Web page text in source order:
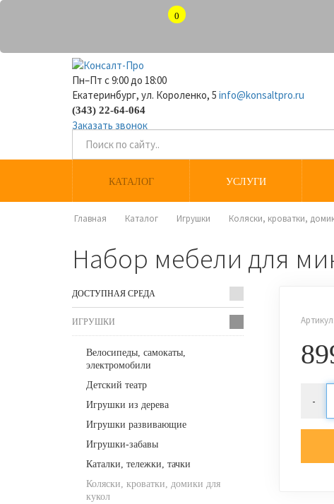
0
Пн–Пт с 9:00 до 18:00
Екатеринбург, ул. Короленко, 5 info@konsaltpro.ru
(343) 22-64-064
Заказать звонок
КАТАЛОГ УСЛУГИ
Главная Каталог Игрушки Коляски, кроватки,
Набор мебели для
ДОСТУПНАЯ СРЕДА
ИГРУШКИ
Велосипеды, самокаты,
электромобили
Детский театр
Игрушки из дерева
Игрушки развивающие
Игрушки-забавы
Каталки, тележки, тачки
Коляски, кроватки, домики для
кукол
Артикул:
-